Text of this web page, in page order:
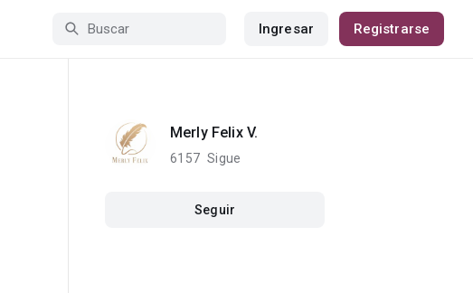
Ingresar Registrarse
Merly Felix V.
6157 Sigue
Seguir